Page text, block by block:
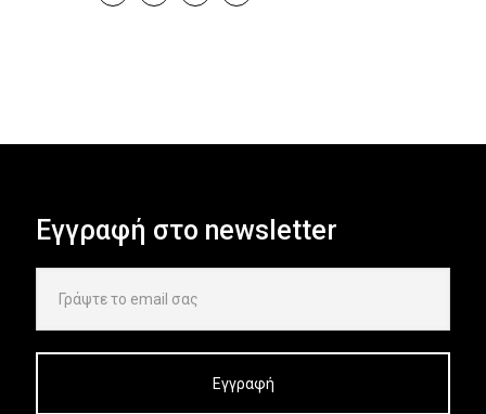
Εγγραφή στο newsletter